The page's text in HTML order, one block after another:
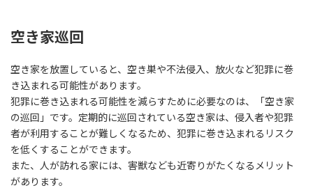
空き家巡回
空き家を放置していると、空き巣や不法侵入、放火など犯罪に巻
き込まれる可能性があります。
犯罪に巻き込まれる可能性を減らすために必要なのは、「空き家
の巡回」です。定期的に巡回されている空き家は、侵入者や犯罪
者が利用することが難しくなるため、犯罪に巻き込まれるリスク
を低くすることができます。
また、人が訪れる家には、害獣なども近寄りがたくなるメリット
があります。